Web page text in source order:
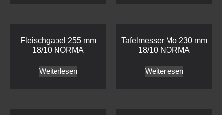
Fleischgabel 255 mm
18/10 NORMA
Weiterlesen
Tafelmesser Mo 230 mm
18/10 NORMA
Weiterlesen